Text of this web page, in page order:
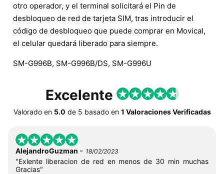
otro operador, y el terminal solicitará el Pin de
desbloqueo de red de tarjeta SIM, tras introducir el
código de desbloqueo que puede comprar en Movical,
el celular quedará liberado para siempre.
SM-G996B, SM-G996B/DS, SM-G996U
Excelente
Valorado en 5.0 de 5 basado en 1 Valoraciones Verificadas
AlejandroGuzman - 18/02/2023
"Exlente liberacion de red en menos de 30 min muchas
Gracias"